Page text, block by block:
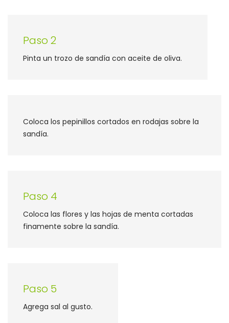
Paso 2
Pinta un trozo de sandía con aceite de oliva.
Coloca los pepinillos cortados en rodajas sobre la
sandía.
Paso 4
Coloca las flores y las hojas de menta cortadas
finamente sobre la sandía.
Paso 5
Agrega sal al gusto.